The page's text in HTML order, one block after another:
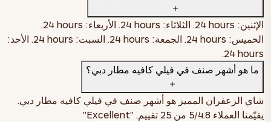
الإثنين: 24 hours. الثلاثاء: 24 hours. الأربعاء: 24 hours
.
الخميس: 24 hours. الجمعة: 24 hours. السبت: 24 hours. الأحد:
24 hours
.
ما هو أشهر صنف في فيلي كافيه مطار دبي؟
شاي الزعفران المميز هو أشهر صنف في فيلي كافيه مطار دبي.
يقيّمنا العملاء 4.8/5 من 25 تقييم. "Excellent"